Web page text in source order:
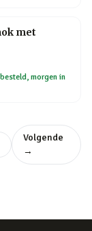
met
morgen in
Volgende
→